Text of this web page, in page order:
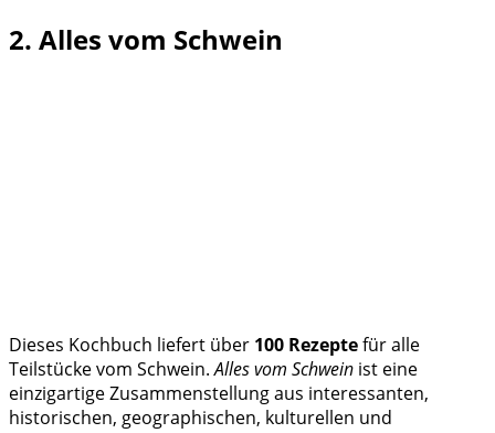
2. Alles vom Schwein
Dieses Kochbuch liefert über 100 Rezeptefür alle
Teilstücke vom Schwein.Alles vom Schwein ist eine
einzigartige Zusammenstellung aus interessanten,
historischen, geographischen, kulturellen und